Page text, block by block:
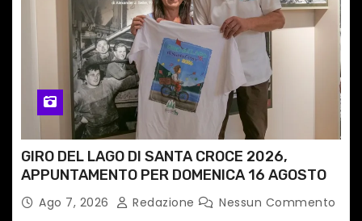
GIRO DEL LAGO DI SANTA CROCE 2026,
APPUNTAMENTO PER DOMENICA 16 AGOSTO
Ago 7, 2026 Redazione Nessun Commento